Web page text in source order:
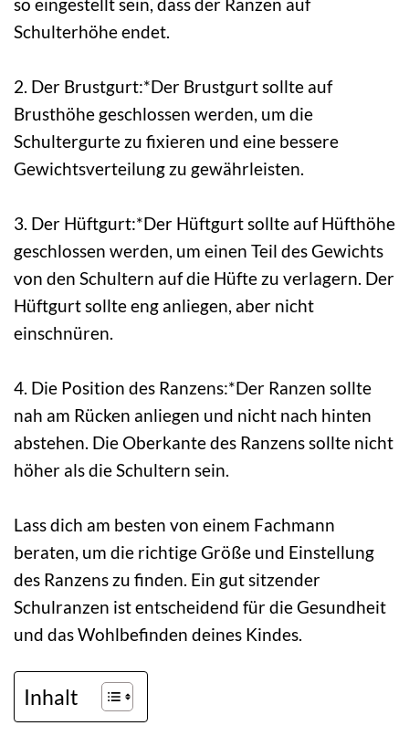
Schulterhöhe endet.
2. Der Brustgurt:*Der Brustgurt sollte auf
Brusthöhe geschlossen werden, um die
Schultergurte zu fixieren und eine bessere
Gewichtsverteilung zu gewährleisten.
3. Der Hüftgurt:*Der Hüftgurt sollte auf Hüfthöhe
geschlossen werden, um einen Teil des Gewichts
von den Schultern auf die Hüfte zu verlagern. Der
Hüftgurt sollte eng anliegen, aber nicht
einschnüren.
4. Die Position des Ranzens:*Der Ranzen sollte
nah am Rücken anliegen und nicht nach hinten
abstehen. Die Oberkante des Ranzens sollte nicht
höher als die Schultern sein.
Lass dich am besten von einem Fachmann
beraten, um die richtige Größe und Einstellung
des Ranzens zu finden. Ein gut sitzender
Schulranzen ist entscheidend für die Gesundheit
und das Wohlbefinden deines Kindes.
Inhalt